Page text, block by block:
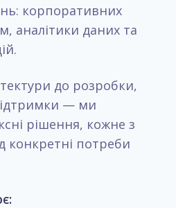
корпоративних
аналітики даних та
до розробки,
— ми
рішення, кожне з
конкретні потреби